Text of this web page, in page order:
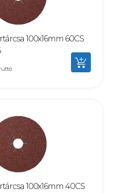
100x16mm 60CS
100x16mm 40CS